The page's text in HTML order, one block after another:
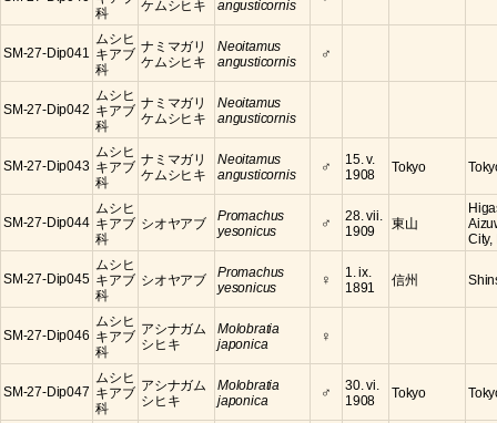
科
ケムシヒキ
angusticornis
SM-27-Dip041
ムシヒ
キアブ
科
ナミマガリ
ケムシヒキ
Neoitamus
angusticornis
♂
SM-27-Dip042
ムシヒ
キアブ
科
ナミマガリ
ケムシヒキ
Neoitamus
angusticornis
SM-27-Dip043
ムシヒ
キアブ
科
ナミマガリ
ケムシヒキ
Neoitamus
angusticornis
♂
15. v.
1908
Tokyo
SM-27-Dip044
ムシヒ
キアブ
科
シオヤアブ
Promachus
yesonicus
♂
28. vii.
1909
東山
City,
SM-27-Dip045
ムシヒ
キアブ
科
シオヤアブ
Promachus
yesonicus
♀
1. ix.
1891
信州
SM-27-Dip046
ムシヒ
キアブ
科
アシナガム
シヒキ
Molobratia
japonica
♀
SM-27-Dip047
ムシヒ
キアブ
科
アシナガム
シヒキ
Molobratia
japonica
♂
30. vi.
1908
Tokyo